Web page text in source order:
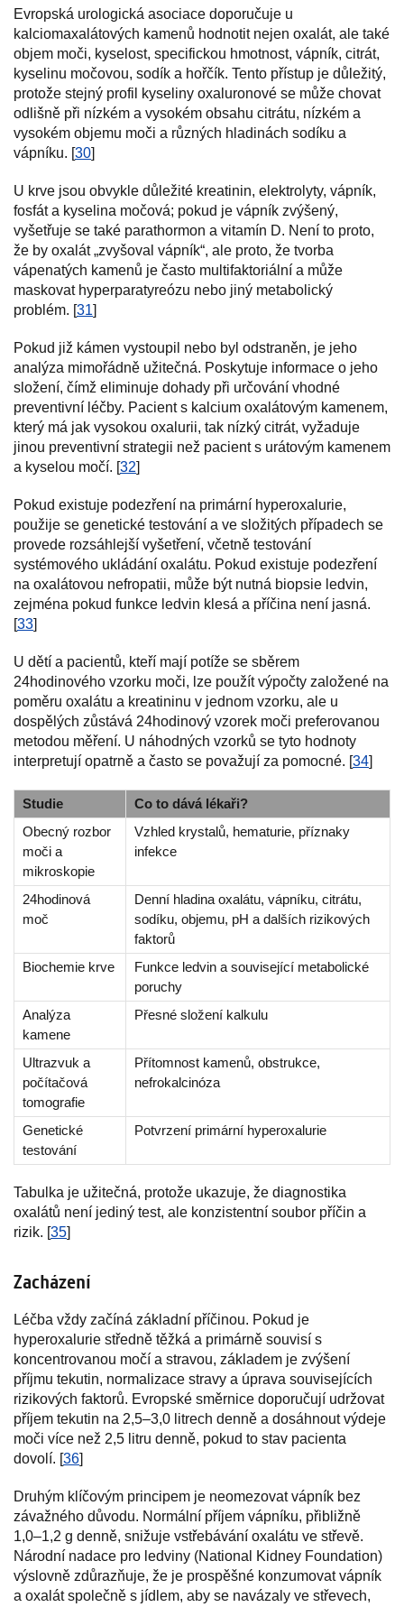
Evropská urologická asociace doporučuje u
kalciomaxalátových kamenů hodnotit nejen oxalát, ale také
objem moči, kyselost, specifickou hmotnost, vápník, citrát,
kyselinu močovou, sodík a hořčík. Tento přístup je důležitý,
protože stejný profil kyseliny oxaluronové se může chovat
odlišně při nízkém a vysokém obsahu citrátu, nízkém a
vysokém objemu moči a různých hladinách sodíku a
vápníku. [30]
U krve jsou obvykle důležité kreatinin, elektrolyty, vápník,
fosfát a kyselina močová; pokud je vápník zvýšený,
vyšetřuje se také parathormon a vitamín D. Není to proto,
že by oxalát „zvyšoval vápník“, ale proto, že tvorba
vápenatých kamenů je často multifaktoriální a může
maskovat hyperparatyreózu nebo jiný metabolický
problém. [31]
Pokud již kámen vystoupil nebo byl odstraněn, je jeho
analýza mimořádně užitečná. Poskytuje informace o jeho
složení, čímž eliminuje dohady při určování vhodné
preventivní léčby. Pacient s kalcium oxalátovým kamenem,
který má jak vysokou oxalurii, tak nízký citrát, vyžaduje
jinou preventivní strategii než pacient s urátovým kamenem
a kyselou močí. [32]
Pokud existuje podezření na primární hyperoxalurie,
použije se genetické testování a ve složitých případech se
provede rozsáhlejší vyšetření, včetně testování
systémového ukládání oxalátu. Pokud existuje podezření
na oxalátovou nefropatii, může být nutná biopsie ledvin,
zejména pokud funkce ledvin klesá a příčina není jasná.
[33]
U dětí a pacientů, kteří mají potíže se sběrem
24hodinového vzorku moči, lze použít výpočty založené na
poměru oxalátu a kreatininu v jednom vzorku, ale u
dospělých zůstává 24hodinový vzorek moči preferovanou
metodou měření. U náhodných vzorků se tyto hodnoty
interpretují opatrně a často se považují za pomocné. [34]
Studie
Co to dává lékaři?
Obecný rozbor
moči a
mikroskopie
Vzhled krystalů, hematurie, příznaky
infekce
24hodinová
moč
Denní hladina oxalátu, vápníku, citrátu,
sodíku, objemu, pH a dalších rizikových
faktorů
Biochemie krve
Funkce ledvin a související metabolické
poruchy
Analýza
kamene
Přesné složení kalkulu
Ultrazvuk a
počítačová
tomografie
Přítomnost kamenů, obstrukce,
nefrokalcinóza
Genetické
testování
Potvrzení primární hyperoxalurie
Tabulka je užitečná, protože ukazuje, že diagnostika
oxalátů není jediný test, ale konzistentní soubor příčin a
rizik. [35]
Zacházení
Léčba vždy začíná základní příčinou. Pokud je
hyperoxalurie středně těžká a primárně souvisí s
koncentrovanou močí a stravou, základem je zvýšení
příjmu tekutin, normalizace stravy a úprava souvisejících
rizikových faktorů. Evropské směrnice doporučují udržovat
příjem tekutin na 2,5–3,0 litrech denně a dosáhnout výdeje
moči více než 2,5 litru denně, pokud to stav pacienta
dovolí. [36]
Druhým klíčovým principem je neomezovat vápník bez
závažného důvodu. Normální příjem vápníku, přibližně
1,0–1,2 g denně, snižuje vstřebávání oxalátu ve střevě.
Národní nadace pro ledviny (National Kidney Foundation)
výslovně zdůrazňuje, že je prospěšné konzumovat vápník
a oxalát společně s jídlem, aby se navázaly ve střevech,